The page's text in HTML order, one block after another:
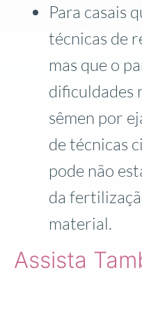
Para casais
técnicas de
mas que o
dificuldades
sêmen por
de técnicas
pode não
da
material.
Assista